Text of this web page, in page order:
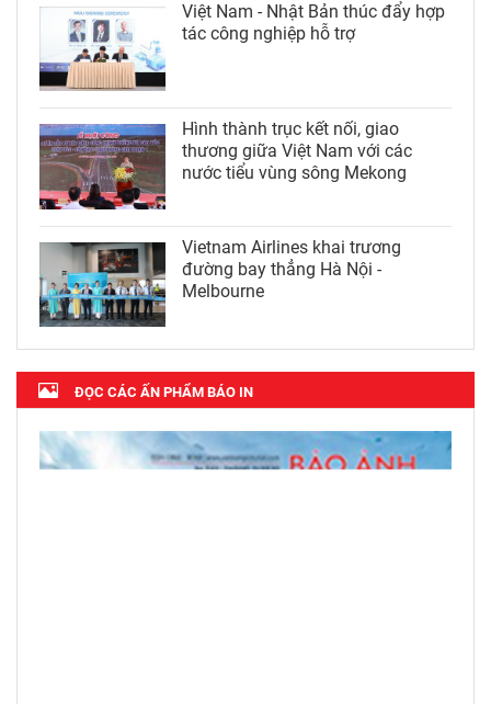
Việt Nam - Nhật Bản thúc đẩy hợp
tác công nghiệp hỗ trợ
Hình thành trục kết nối, giao
thương giữa Việt Nam với các
nước tiểu vùng sông Mekong
Vietnam Airlines khai trương
đường bay thẳng Hà Nội -
Melbourne
ĐỌC CÁC ẤN PHẨM BÁO IN